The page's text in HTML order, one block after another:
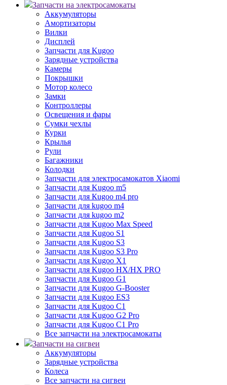
Запчасти на электросамокаты
Аккумуляторы
Амортизаторы
Вилки
Дисплей
Запчасти для Kugoo
Зарядные устройства
Камеры
Покрышки
Мотор колесо
Замки
Контроллеры
Освещения и фары
Сумки чехлы
Курки
Крылья
Рули
Багажники
Колодки
Запчасти для электросамокатов Xiaomi
Запчасти для Kugoo m5
Запчасти для Кugoo m4 pro
Запчасти для kugoo m4
Запчасти для kugoo m2
Запчасти для Kugoo Max Speed
Запчасти для Kugoo S1
Запчасти для Kugoo S3
Запчасти для Kugoo S3 Pro
Запчасти для Kugoo X1
Запчасти для Kugoo HX/HX PRO
Запчасти для Kugoo G1
Запчасти для Kugoo G-Booster
Запчасти для Kugoo ES3
Запчасти для Kugoo C1
Запчасти для Kugoo G2 Pro
Запчасти для Kugoo C1 Pro
Все запчасти на электросамокаты
Запчасти на сигвеи
Аккумуляторы
Зарядные устройства
Колеса
Все запчасти на сигвеи